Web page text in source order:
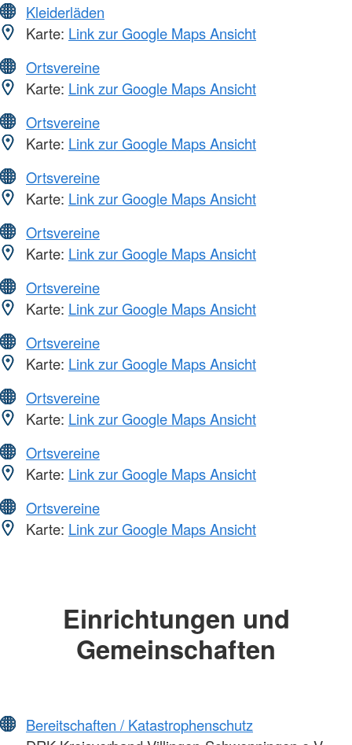
Kleiderläden
Karte: Link zur Google Maps Ansicht
Ortsvereine
Karte: Link zur Google Maps Ansicht
Ortsvereine
Karte: Link zur Google Maps Ansicht
Ortsvereine
Karte: Link zur Google Maps Ansicht
Ortsvereine
Karte: Link zur Google Maps Ansicht
Ortsvereine
Karte: Link zur Google Maps Ansicht
Ortsvereine
Karte: Link zur Google Maps Ansicht
Ortsvereine
Karte: Link zur Google Maps Ansicht
Ortsvereine
Karte: Link zur Google Maps Ansicht
Ortsvereine
Karte: Link zur Google Maps Ansicht
Einrichtungen und
Gemeinschaften
Bereitschaften / Katastrophenschutz